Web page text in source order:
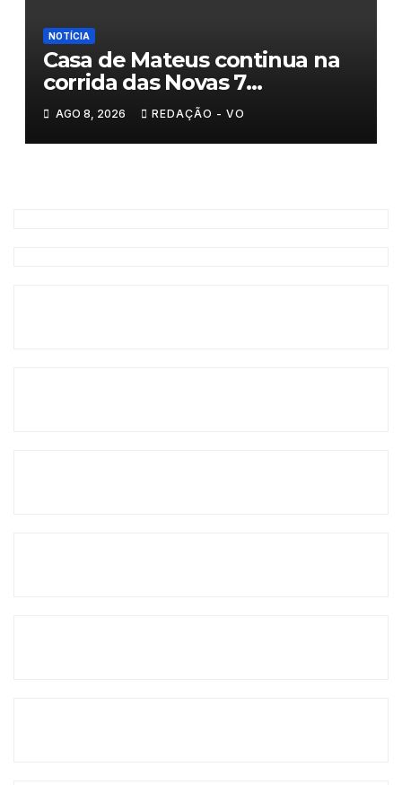
NOTÍCIA
Casa de Mateus continua na
corrida das Novas 7
Maravilhas de Portugal
AGO 8, 2026 REDAÇÃO - VO